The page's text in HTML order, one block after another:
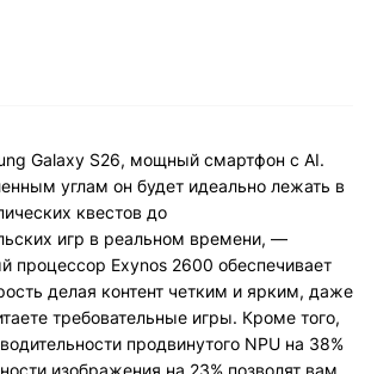
Galaxy S26, мощный смартфон с AI.
углам он будет идеально лежать в
квестов до
игр в реальном времени, —
процессор Exynos 2600 обеспечивает
делая контент четким и ярким, даже
требовательные игры. Кроме того,
продвинутого NPU на 38%
изображения на 23% позволят вам